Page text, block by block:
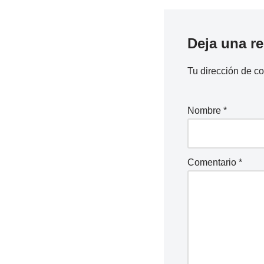
Deja una
Tu dirección de
Nombre *
Comentario *